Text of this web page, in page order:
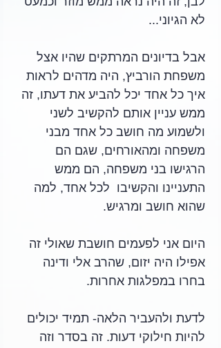
לא הגיוני...
אבל בדיונים המרתקים שהיו אצל
משפחת הורביץ, היה מדהים לראות
איך כל אחד יכל להביע את דעתו, זה
ממש עניין אותם להקשיב לשני
ולשמוע מה חושב כל אחד מבני
משפחה ומהאורחים, שגם הם
הרגישו בני משפחה, הם ממש
התעניינו והקשיבו  לכל אחד, למה
שהוא חושב ומרגיש.
היום אני לפעמים חושבת שאולי זה
אפילו היה יזום, שהרב אלי ודינה
בחרו במפלגות אחרות.
לדעת ולהעביר הלאה- תמיד יכולים
להיות חילוקי דעות. זה בסדר וזה